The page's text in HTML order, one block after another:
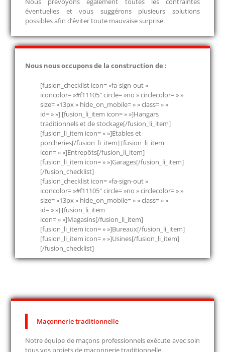
éventuelles et vous suggérons plusieurs solutions
possibles afin d’éviter toute mauvaise surprise.
Nous nous occupons de la construction de :
[fusion_checklist icon= »fa-sign-out »
iconcolor= »#f11105″ circle= »no » circlecolor= » »
size= »13px » hide_on_mobile= » » class= » »
id= » »] [fusion_li_item icon= » »]Hangars
traditionnels et de stockage[/fusion_li_item]
[fusion_li_item icon= » »]Etables et
porcheries[/fusion_li_item] [fusion_li_item
icon= » »]Entrepôts[/fusion_li_item]
[fusion_li_item icon= » »]Garages[/fusion_li_item]
[/fusion_checklist]
[fusion_checklist icon= »fa-sign-out »
iconcolor= »#f11105″ circle= »no » circlecolor= » »
size= »13px » hide_on_mobile= » » class= » »
id= » »] [fusion_li_item
icon= » »]Magasins[/fusion_li_item]
[fusion_li_item icon= » »]Bureaux[/fusion_li_item]
[fusion_li_item icon= » »]Usines[/fusion_li_item]
[/fusion_checklist]
Maçonnerie traditionnelle
Notre équipe de maçons professionnels exécute avec soin
tous vos projets de maçonnerie traditionnelle.